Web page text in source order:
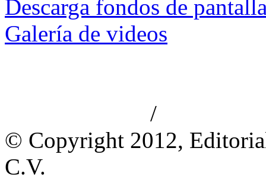
Descarga fondos de
Galería de videos
/
© Copyright 2012,
C.V.